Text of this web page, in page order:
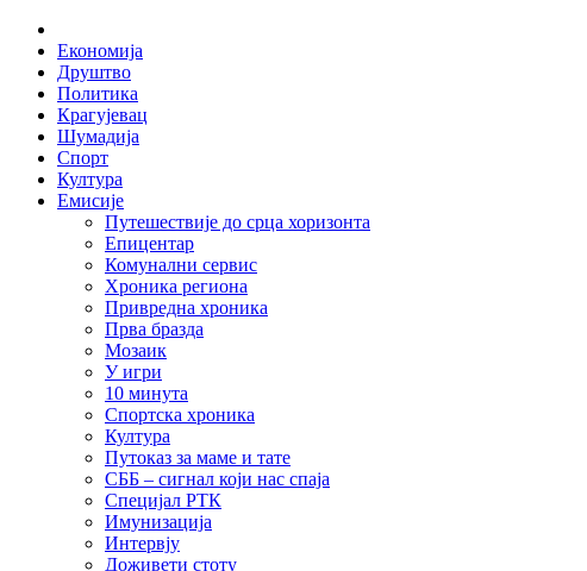
Skip
content
Економија
Друштво
Политика
Крагујевац
Шумадија
Спорт
Култура
Емисије
Путешествије до срца хоризонта
Епицентар
Комунални сервис
Хроника региона
Привредна хроника
Прва бразда
Мозаик
У игри
10 минута
Спортска хроника
Култура
Путоказ за маме и тате
СББ – сигнал који нас спаја
Специјал РТК
Имунизација
Интервју
Доживети стоту